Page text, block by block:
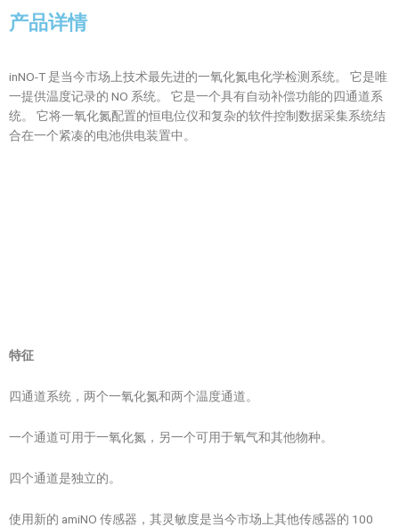
产品详情
inNO-T 是当今市场上技术最先进的一氧化氮电化学检测系统。 它是唯
一提供温度记录的 NO 系统。 它是一个具有自动补偿功能的四通道系
统。 它将一氧化氮配置的恒电位仪和复杂的软件控制数据采集系统结
合在一个紧凑的电池供电装置中。
特征
四通道系统，两个一氧化氮和两个温度通道。
一个通道可用于一氧化氮，另一个可用于氧气和其他物种。
四个通道是独立的。
使用新的 amiNO 传感器，其灵敏度是当今市场上其他传感器的 100